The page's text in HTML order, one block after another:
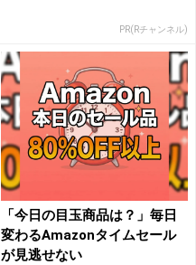
PR(Rチャンネル)
「今日の目玉商品は？」毎日
変わるAmazonタイムセール
が見逃せない